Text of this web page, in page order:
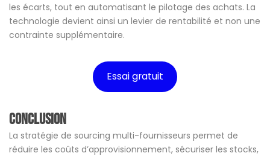
les écarts, tout en automatisant le pilotage des achats. La
technologie devient ainsi un levier de rentabilité et non une
contrainte supplémentaire.
Essai gratuit
Conclusion
La stratégie de sourcing multi-fournisseurs permet de
réduire les coûts d’approvisionnement, sécuriser les stocks,